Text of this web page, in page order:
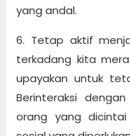
yang andal.
6. Tetap aktif
terkadang kita
upayakan untuk
Berinteraksi
orang yang